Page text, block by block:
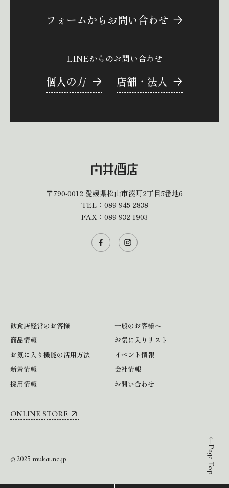
Page Top
フォームからお問い合わせ
LINEからのお問い合わせ
個人の方 店舗・法人
〒790-0012 愛媛県松山市湊町2丁目5番地6
TEL： 089-945-2838
FAX：089-932-1903
飲食店経営のお客様
一般のお客様へ
商品情報
お気に入りリスト
お気に入り機能の活用方法
イベント情報
新着情報
会社情報
採用情報
お問い合わせ
ONLINE STORE
© 2025 mukai.ne.jp